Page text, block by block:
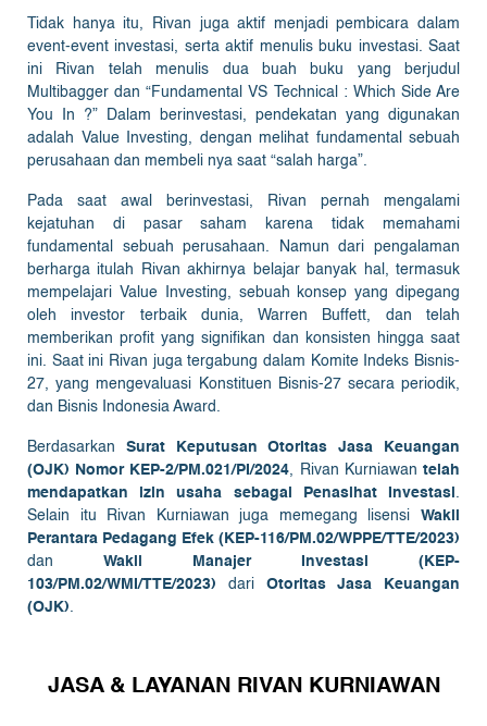
Tidak hanya itu, Rivan juga aktif menjadi pembicara dalam
event-event investasi, serta aktif menulis buku investasi. Saat
ini Rivan telah menulis dua buah buku yang berjudul
Multibagger dan “Fundamental VS Technical : Which Side Are
You In ?” Dalam berinvestasi, pendekatan yang digunakan
adalah Value Investing, dengan melihat fundamental sebuah
perusahaan dan membeli nya saat “salah harga”.
Pada saat awal berinvestasi, Rivan pernah mengalami
kejatuhan di pasar saham karena tidak memahami
fundamental sebuah perusahaan. Namun dari pengalaman
berharga itulah Rivan akhirnya belajar banyak hal, termasuk
mempelajari Value Investing, sebuah konsep yang dipegang
oleh investor terbaik dunia, Warren Buffett, dan telah
memberikan profit yang signifikan dan konsisten hingga saat
ini. Saat ini Rivan juga tergabung dalam Komite Indeks Bisnis-
27, yang mengevaluasi Konstituen Bisnis-27 secara periodik,
dan Bisnis Indonesia Award.
Berdasarkan Surat Keputusan Otoritas Jasa Keuangan
(OJK) Nomor KEP-2/PM.021/PI/2024, Rivan Kurniawantelah
mendapatkan izin usaha sebagai Penasihat Investasi
Selain itu Rivan Kurniawan juga memegang lisensi Wakil
Perantara Pedagang Efek (KEP-116/PM.02/WPPE/TTE/2023)
dan Wakil Manajer Investasi (KEP-
103/PM.02/WMI/TTE/2023) dari Otoritas Jasa Keuangan
(OJK)
JASA & LAYANAN RIVAN KURNIAWAN